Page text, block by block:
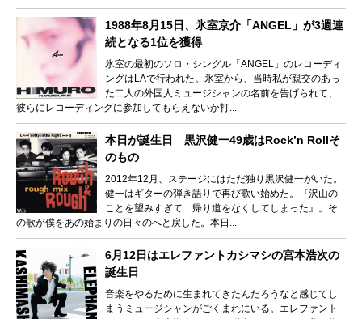
1988年8月15日、氷室京介「ANGEL」が3週連
続となる1位を獲得
氷室の最初のソロ・シングル「ANGEL」のレコーディ
ングはLAで行われた。氷室から、当時私が親交のあっ
た二人の外国人ミュージシャンの名前を告げられて、
彼らにレコーディングに参加してもらえないか打...
本日が誕生日 黒沢健一49歳はRock’n Rollそ
のもの
2012年12月、ステージにはただ独り黒沢健一がいた。
健一はギターの弾き語りで再び歌い始めた。『沢山の
ことを望みすぎて 帰り道をなくしてしまった』。そ
の歌が僕をあの始まりの日々のへと戻した。本日...
6月12日はエレファントカシマシの宮本浩次の
誕生日
音楽をやるために生まれてきたんだろうなと感じてし
まうミュージシャンがごくまれにいる。エレファント